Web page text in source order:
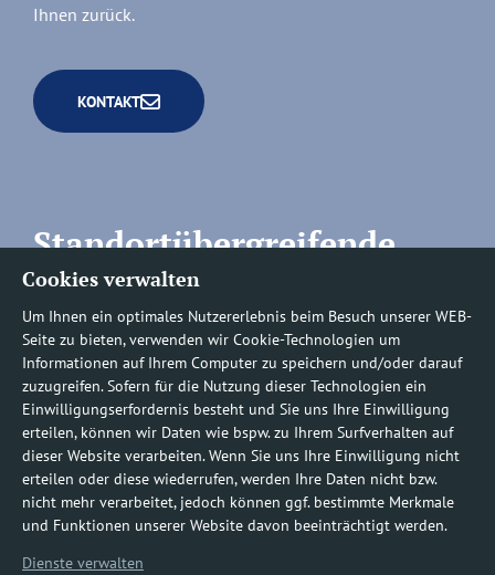
Cookies verwalten
Um Ihnen ein optimales Nutzererlebnis beim Besuch unserer WEB-
Seite zu bieten, verwenden wir Cookie-Technologien um
Informationen auf Ihrem Computer zu speichern und/oder darauf
zuzugreifen. Sofern für die Nutzung dieser Technologien ein
Einwilligungserfordernis besteht und Sie uns Ihre Einwilligung
erteilen, können wir Daten wie bspw. zu Ihrem Surfverhalten auf
dieser Website verarbeiten. Wenn Sie uns Ihre Einwilligung nicht
erteilen oder diese wiederrufen, werden Ihre Daten nicht bzw.
nicht mehr verarbeitet, jedoch können ggf. bestimmte Merkmale
und Funktionen unserer Website davon beeinträchtigt werden.
Dienste verwalten
Ihnen zurück.
KONTAKT
Standortübergreifende
Rufnummern
Befundauskünfte/
Nachforderungen
0800 1219100-10